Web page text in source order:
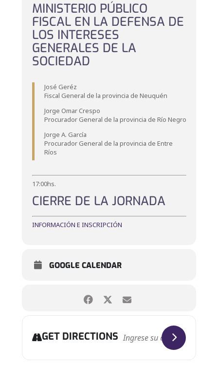
MINISTERIO PÚBLICO
FISCAL EN LA DEFENSA DE
LOS INTERESES
GENERALES DE LA
SOCIEDAD
José Geréz
Fiscal General de la provincia de Neuquén
Jorge Omar Crespo
Procurador General de la provincia de Río Negro
Jorge A. García
Procurador General de la provincia de Entre
Ríos
17:00hs.
CIERRE DE LA JORNADA
INFORMACIÓN E INSCRIPCIÓN
GOOGLE CALENDAR
GET DIRECTIONS